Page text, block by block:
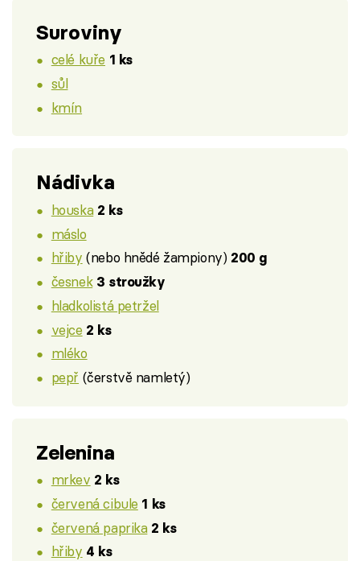
Suroviny
celé kuře 1 ks
sůl
kmín
Nádivka
houska 2 ks
máslo
hřiby (nebo hnědé žampiony) 200 g
česnek 3 stroužky
hladkolistá petržel
vejce 2 ks
mléko
pepř (čerstvě namletý)
Zelenina
mrkev 2 ks
červená cibule 1 ks
červená paprika 2 ks
hřiby 4 ks